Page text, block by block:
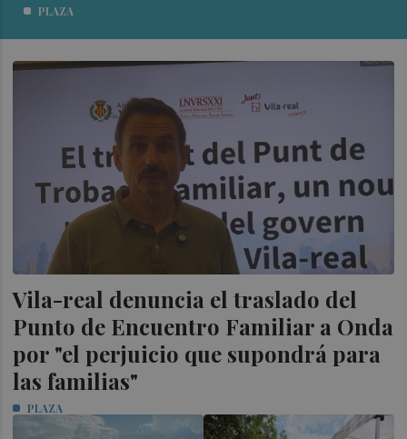
PLAZA
Vila-real denuncia el traslado del
Punto de Encuentro Familiar a Onda
por "el perjuicio que supondrá para
las familias"
PLAZA